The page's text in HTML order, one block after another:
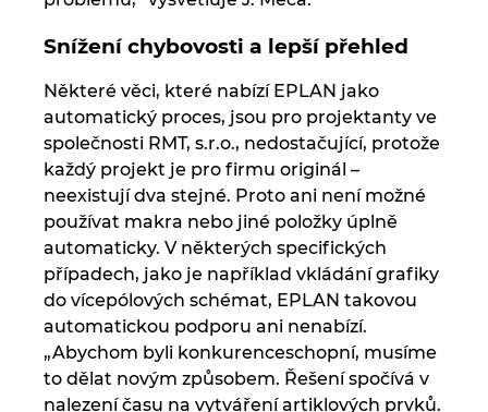
Snížení chybovosti a lepší přehled
Některé věci, které nabízí EPLAN jako
automatický proces, jsou pro projektanty ve
společnosti RMT, s.r.o., nedostačující, protože
každý projekt je pro firmu originál –
neexistují dva stejné. Proto ani není možné
používat makra nebo jiné položky úplně
automaticky. V některých specifických
případech, jako je například vkládání grafiky
do vícepólových schémat, EPLAN takovou
automatickou podporu ani nenabízí.
„Abychom byli konkurenceschopní, musíme
to dělat novým způsobem. Řešení spočívá v
nalezení času na vytváření artiklových prvků.